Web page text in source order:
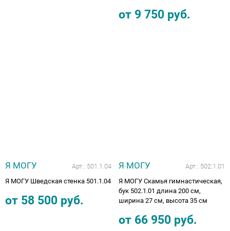
от 9 750 руб.
Я МОГУ Арт.: 501.1.04
Я МОГУ Шведская стенка 501.1.04
от 58 500 руб.
Я МОГУ Арт.: 502.1.01
Я МОГУ Скамья гимнастическая,
бук 502.1.01 длина 200 см,
ширина 27 см, высота 35 см
от 66 950 руб.